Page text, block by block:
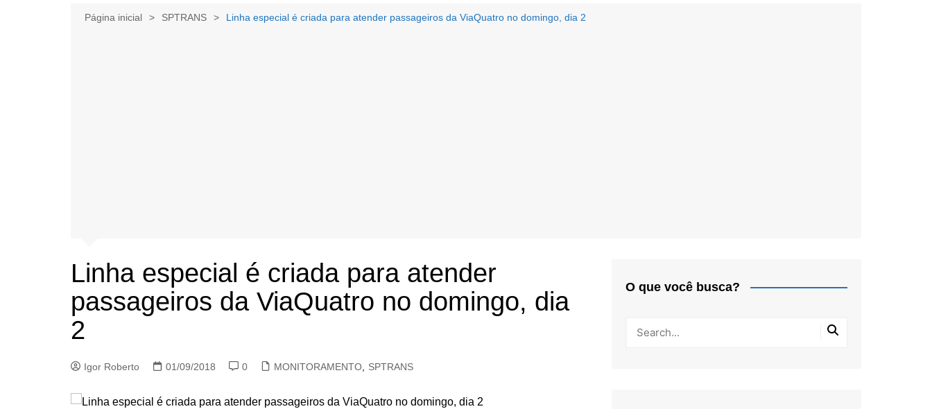
Página inicial SPTRANS Linha especial é criada para atender passageiros da ViaQuatro no domingo, dia 2
Linha especial é criada para atender
passageiros da ViaQuatro no domingo, dia
2
Igor Roberto 01/09/2018 0 MONITORAMENTO SPTRANS
O que você busca?